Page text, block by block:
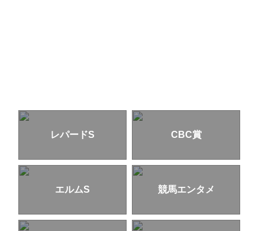
レパードS CBC賞
エルムS 競馬エンタメ